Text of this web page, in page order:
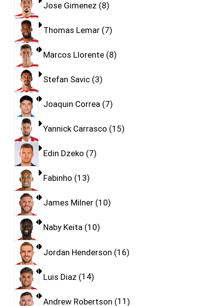
Jose Gimenez 8
Thomas Lemar 7
Marcos Llorente 8
Stefan Savic 3
Joaquin Correa 7
Yannick Carrasco 15
Edin Dzeko 7
Fabinho 13
James Milner 10
Naby Keita 10
Jordan Henderson 16
Luis Diaz 14
Andrew Robertson 11